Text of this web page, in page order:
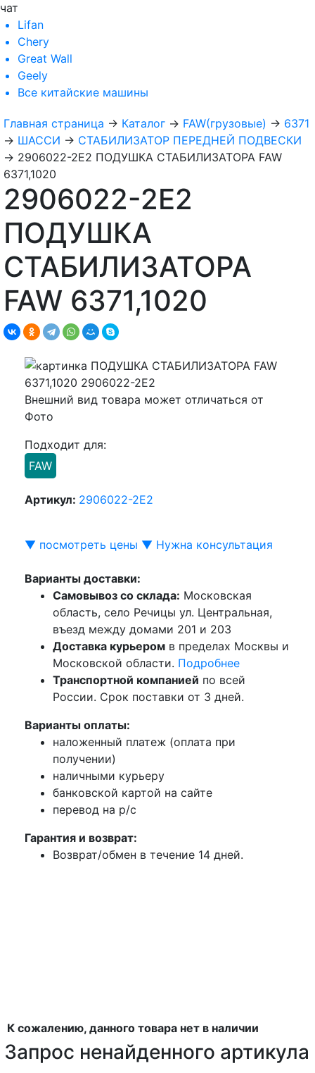
чат
Lifan
Chery
Great Wall
Geely
Все китайские машины
Главная страница → Каталог → FAW(грузовые) → 6371
→ ШАССИ → СТАБИЛИЗАТОР ПЕРЕДНЕЙ ПОДВЕСКИ
→ 2906022-2E2 ПОДУШКА СТАБИЛИЗАТОРА FAW
6371,1020
2906022-2E2
ПОДУШКА
СТАБИЛИЗАТОРА
FAW 6371,1020
Внешний вид товара может отличаться от
Фото
Подходит для:
FAW
Артикул: 2906022-2E2
▼ посмотреть цены ▼ Нужна консультация
Варианты доставки:
Самовывоз со склада: Московская
область, село Речицы ул. Центральная,
въезд между домами 201 и 203
Доставка курьером в пределах Москвы и
Московской области. Подробнее
Транспортной компанией по всей
России. Срок поставки от 3 дней.
Варианты оплаты:
наложенный платеж (оплата при
получении)
наличными курьеру
банковской картой на сайте
перевод на р/с
Гарантия и возврат:
Возврат/обмен в течение 14 дней.
К сожалению, данного товара нет в наличии
Запрос ненайденного артикула